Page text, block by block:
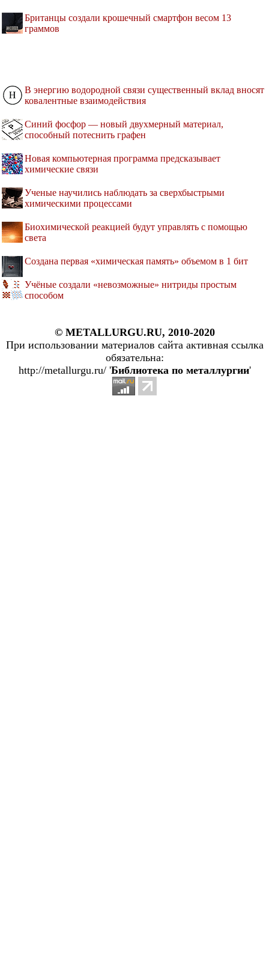
Британцы создали крошечный смартфон весом 13
граммов
В энергию водородной связи существенный вклад вносят
ковалентные взаимодействия
Синий фосфор — новый двухмерный материал,
способный потеснить графен
Новая компьютерная программа предсказывает
химические связи
Ученые научились наблюдать за сверхбыстрыми
химическими процессами
Биохимической реакцией будут управлять с помощью
света
Создана первая «химическая память» объемом в 1 бит
Учёные создали «невозможные» нитриды простым
способом
© METALLURGU.RU, 2010-2020
При использовании материалов сайта активная ссылка
обязательна:
http://metallurgu.ru/ 'Библиотека по металлургии'